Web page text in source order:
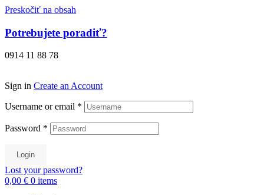
Preskočiť na obsah
Potrebujete poradiť?
0914 11 88 78
Sign in Create an Account
Username or email *
Password *
Login
Lost your password?
0,00 € 0 items